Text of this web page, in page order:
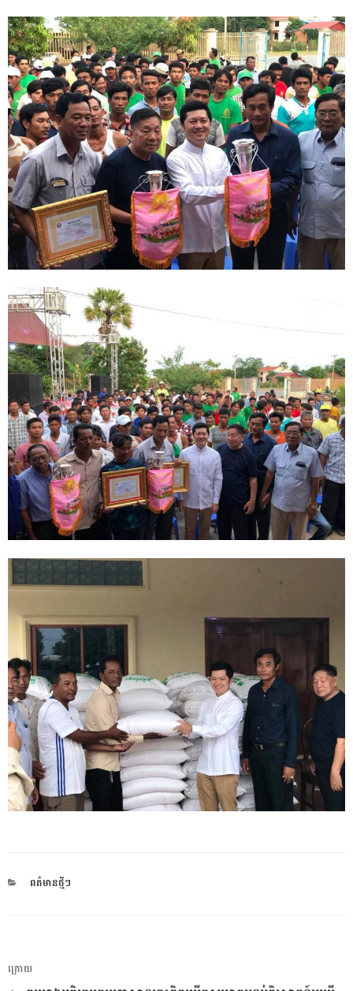
CATEGORIES
ពត៌មានថ្មីៗ
ការ​
នាំទិស​
អត្ថបទ
ក្រោយ